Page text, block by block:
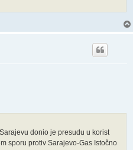
donio je presudu u korist
sporu protiv Sarajevo-Gas Istočno